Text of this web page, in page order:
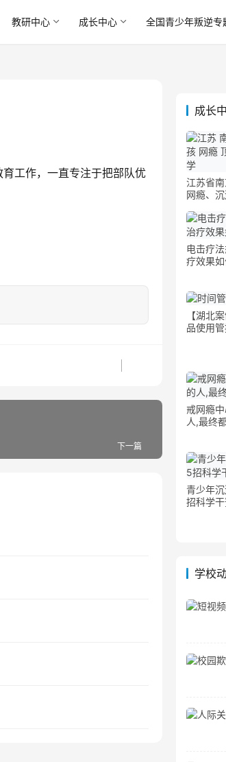
教研中心 成长中心 全国青少年叛逆专
工作，一直专注于把部队优
下一篇
成长
江苏省
网瘾、
电击疗
疗效果
【湖北
品使用
戒网瘾
人,最终
青少年
招科学干
学校